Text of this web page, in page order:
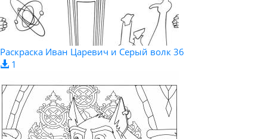
Раскраска Иван Царевич и Серый волк 36
1